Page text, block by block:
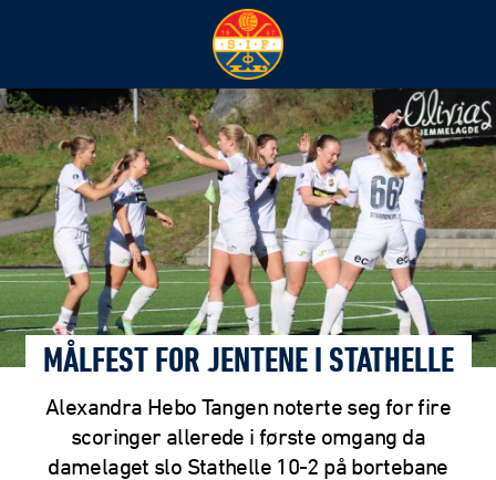
MÅLFEST FOR JENTENE I STATHELLE
Alexandra Hebo Tangen noterte seg for fire
scoringer allerede i første omgang da
damelaget slo Stathelle 10-2 på bortebane